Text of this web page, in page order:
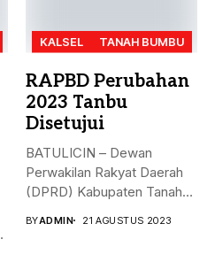
KALSEL TANAH BUMBU
RAPBD Perubahan
2023 Tanbu
Disetujui
BATULICIN – Dewan
Perwakilan Rakyat Daerah
(DPRD) Kabupaten Tanah
BYADMIN 21 AGUSTUS 2023